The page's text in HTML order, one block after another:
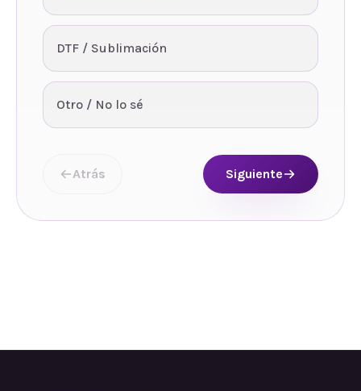
DTF / Sublimación
Otro / No lo sé
Atrás Siguiente